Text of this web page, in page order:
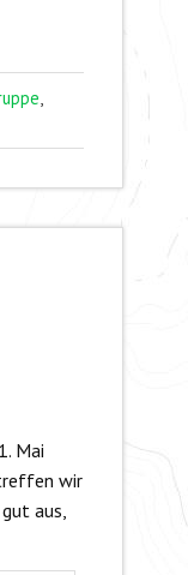
,
Mai
wir
aus,